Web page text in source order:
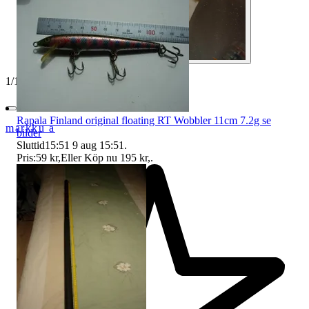
1/10
markku a
Rapala Finland original floating RT Wobbler 11cm 7.2g se
bilder
Sluttid15:51 9 aug 15:51 .
Pris:59 kr,Eller Köp nu 195 kr,.